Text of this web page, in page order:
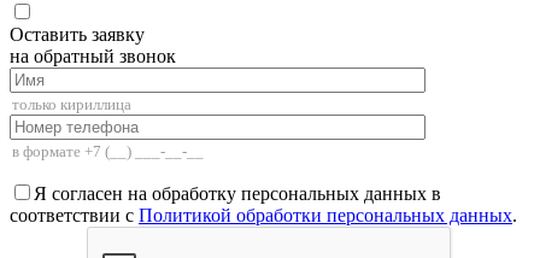
Оставить заявку
на обратный звонок
Я согласен на обработку персональных данных в
соответствии с Политикой обработки персональных данных.